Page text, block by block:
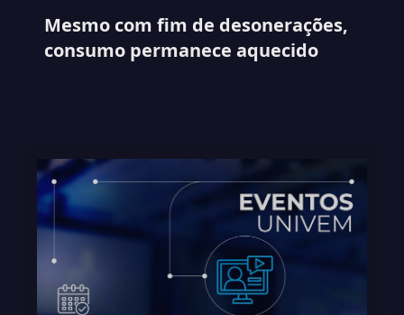
Mesmo com fim de desonerações,
consumo permanece aquecido